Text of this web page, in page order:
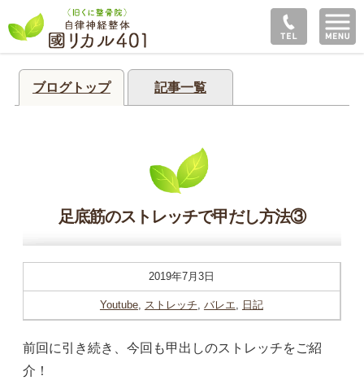
ブログトップ 記事一覧
足底筋のストレッチで甲だし方法③
2019年7月3日
Youtube, ストレッチ, バレエ, 日記
前回に引き続き、今回も甲出しのストレッチをご紹
介！